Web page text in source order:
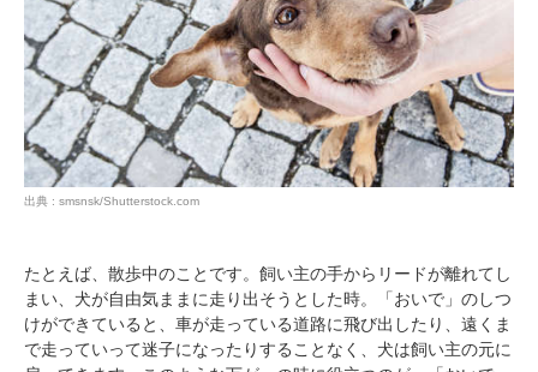
出典 : smsnsk/Shutterstock.com
たとえば、散歩中のことです。飼い主の手からリードが離れてし
まい、犬が自由気ままに走り出そうとした時。「おいで」のしつ
けができていると、車が走っている道路に飛び出したり、遠くま
で走っていって迷子になったりすることなく、犬は飼い主の元に